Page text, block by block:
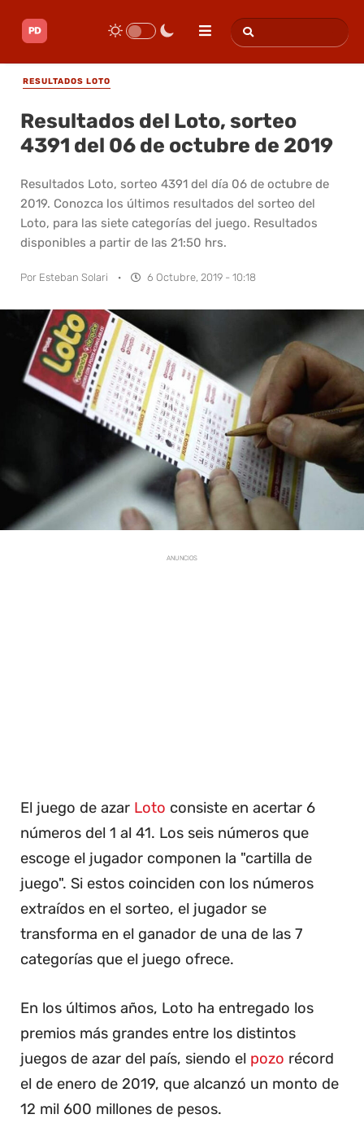
RESULTADOS LOTO
Resultados del Loto, sorteo
4391 del 06 de octubre de 2019
Resultados Loto, sorteo 4391 del día 06 de octubre de
2019. Conozca los últimos resultados del sorteo del
Loto, para las siete categorías del juego. Resultados
disponibles a partir de las 21:50 hrs.
Por Esteban Solari · 6 Octubre, 2019 - 10:18
ANUNCIOS
El juego de azar Loto consiste en acertar 6
números del 1 al 41. Los seis números que
escoge el jugador componen la "cartilla de
juego". Si estos coinciden con los números
extraídos en el sorteo, el jugador se
transforma en el ganador de una de las 7
categorías que el juego ofrece.
En los últimos años, Loto ha entregado los
premios más grandes entre los distintos
juegos de azar del país, siendo el pozo récord
el de enero de 2019, que alcanzó un monto de
12 mil 600 millones de pesos.